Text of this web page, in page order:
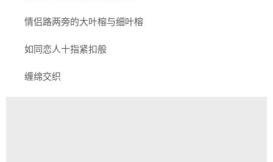
情侣路两旁的大叶榕与细叶榕
如同恋人十指紧扣般
缠绵交织